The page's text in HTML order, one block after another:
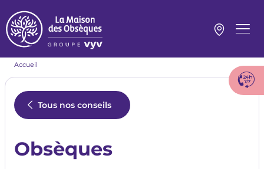
au
contenu
principal
Menu
Fil
d'Ariane
Accueil
Tous nos conseils
Obsèques